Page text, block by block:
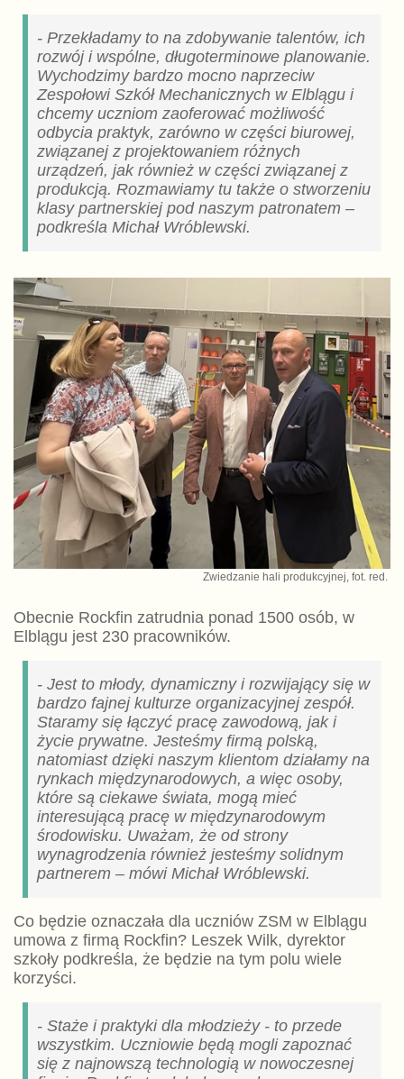
- Przekładamy to na zdobywanie talentów, ich
rozwój i wspólne, długoterminowe planowanie.
Wychodzimy bardzo mocno naprzeciw
Zespołowi Szkół Mechanicznych w Elblągu i
chcemy uczniom zaoferować możliwość
odbycia praktyk, zarówno w części biurowej,
związanej z projektowaniem różnych
urządzeń, jak również w części związanej z
produkcją. Rozmawiamy tu także o stworzeniu
klasy partnerskiej pod naszym patronatem –
podkreśla Michał Wróblewski.
Zwiedzanie hali produkcyjnej, fot. red.
Obecnie Rockfin zatrudnia ponad 1500 osób, w
Elblągu jest 230 pracowników.
- Jest to młody, dynamiczny i rozwijający się w
bardzo fajnej kulturze organizacyjnej zespół.
Staramy się łączyć pracę zawodową, jak i
życie prywatne. Jesteśmy firmą polską,
natomiast dzięki naszym klientom działamy na
rynkach międzynarodowych, a więc osoby,
które są ciekawe świata, mogą mieć
interesującą pracę w międzynarodowym
środowisku. Uważam, że od strony
wynagrodzenia również jesteśmy solidnym
partnerem – mówi Michał Wróblewski.
Co będzie oznaczała dla uczniów ZSM w Elblągu
umowa z firmą Rockfin? Leszek Wilk, dyrektor
szkoły podkreśla, że będzie na tym polu wiele
korzyści.
- Staże i praktyki dla młodzieży - to przede
wszystkim. Uczniowie będą mogli zapoznać
się z najnowszą technologią w nowoczesnej